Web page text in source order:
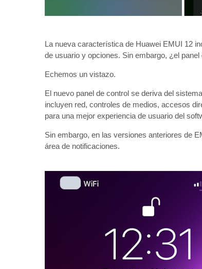
La nueva característica de Huawei EMUI 12
de usuario y opciones. Sin embargo, ¿el
Echemos un vistazo.
El nuevo panel de control se deriva del
incluyen red, controles de medios, accesos
para una mejor experiencia de usuario del
Sin embargo, en las versiones anteriores de
área de notificaciones.